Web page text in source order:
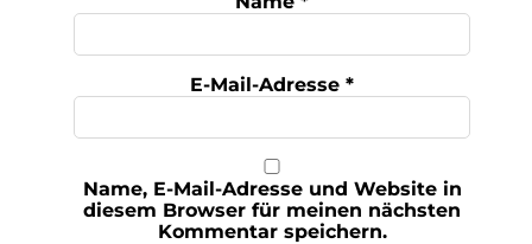
E-Mail-Adresse *
Name, E-Mail-Adresse und Website in
diesem Browser für meinen nächsten
Kommentar speichern.